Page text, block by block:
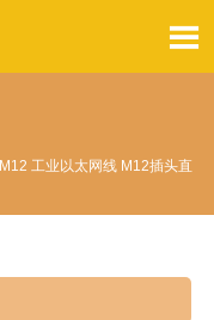

M12 工业以太网线 M12插头直